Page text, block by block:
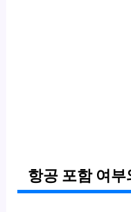
항공 포함 여